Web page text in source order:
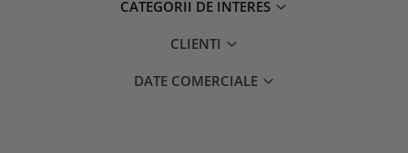
CATEGORII DE INTERES
CLIENTI
DATE COMERCIALE